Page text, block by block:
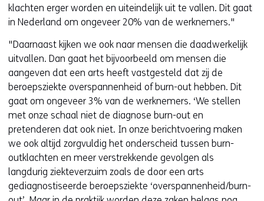
klachten erger worden en uiteindelijk uit te vallen. Dit gaat
in Nederland om ongeveer 20% van de werknemers."
"Daarnaast kijken we ook naar mensen die daadwerkelijk
uitvallen. Dan gaat het bijvoorbeeld om mensen die
aangeven dat een arts heeft vastgesteld dat zij de
beroepsziekte overspannenheid of burn-out hebben. Dit
gaat om ongeveer 3% van de werknemers. ‘We stellen
met onze schaal niet de diagnose burn-out en
pretenderen dat ook niet. In onze berichtvoering maken
we ook altijd zorgvuldig het onderscheid tussen burn-
outklachten en meer verstrekkende gevolgen als
langdurig ziekteverzuim zoals de door een arts
gediagnostiseerde beroepsziekte ‘overspannenheid/burn-